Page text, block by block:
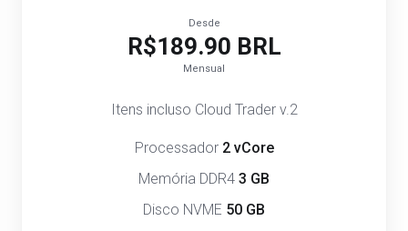
Desde
R$189.90 BRL
Mensual
Itens incluso Cloud Trader v.2
Processador 2 vCore
Memória DDR4 3 GB
Disco NVME 50 GB